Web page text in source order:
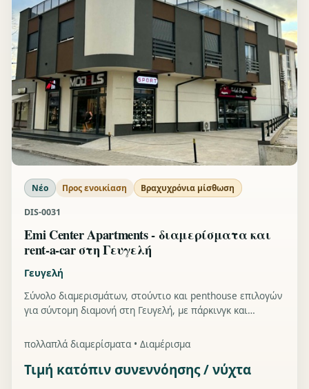
Νέο Προς ενοικίαση Βραχυχρόνια μίσθωση
DIS-0031
Emi Center Apartments - διαμερίσματα και
rent-a-car στη Γευγελή
Γευγελή
Σύνολο διαμερισμάτων, στούντιο και penthouse επιλογών
για σύντομη διαμονή στη Γευγελή, με πάρκινγκ και
πολλαπλά διαμερίσματα • Διαμέρισμα
Τιμή κατόπιν συνεννόησης / νύχτα